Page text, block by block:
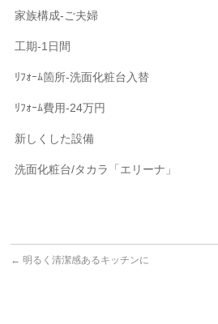
家族構成-ご夫婦
工期-1日間
ﾘﾌｫｰﾑ箇所-洗面化粧台入替
ﾘﾌｫｰﾑ費用-24万円
新しくした設備
洗面化粧台/タカラ「エリーナ」
← 明るく清潔感あるキッチンに